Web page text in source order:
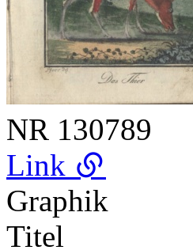
NR 130789
Link
Graphik
Titel